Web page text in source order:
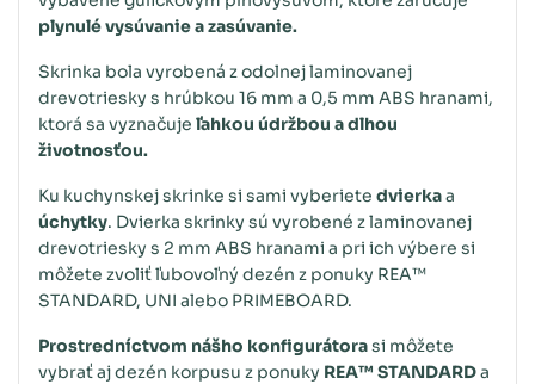
plynulé vysúvanie a zasúvanie.
Skrinka bola vyrobená z odolnej laminovanej
drevotriesky s hrúbkou 16 mm a 0,5 mm ABS hranami,
ktorá sa vyznačuje ľahkou údržbou a dlhou
životnosťou.
Ku kuchynskej skrinke si sami vyberiete dvierkaa
úchytky. Dvierka skrinky sú vyrobené z laminovanej
drevotriesky s 2 mm ABS hranami a pri ich výbere si
môžete zvoliť ľubovoľný dezén z ponuky REA™
STANDARD, UNI alebo PRIMEBOARD.
Prostredníctvom nášho konfigurátorasi môžete
vybrať aj dezén korpusu z ponuky REA™ STANDARDa